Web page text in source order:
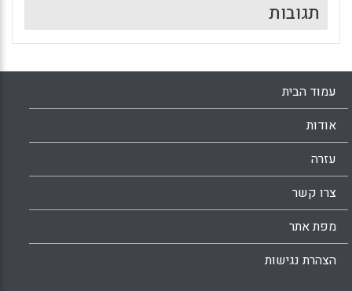
תגובות
עמוד הבית
אודות
עזרה
צרו קשר
מפת אתר
הצהרת נגישות